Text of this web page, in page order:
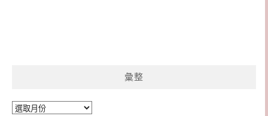
彙整
彙